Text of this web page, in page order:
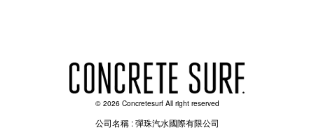
© 2026 Concretesurf All right reserved
公司名稱 : 彈珠汽水國際有限公司